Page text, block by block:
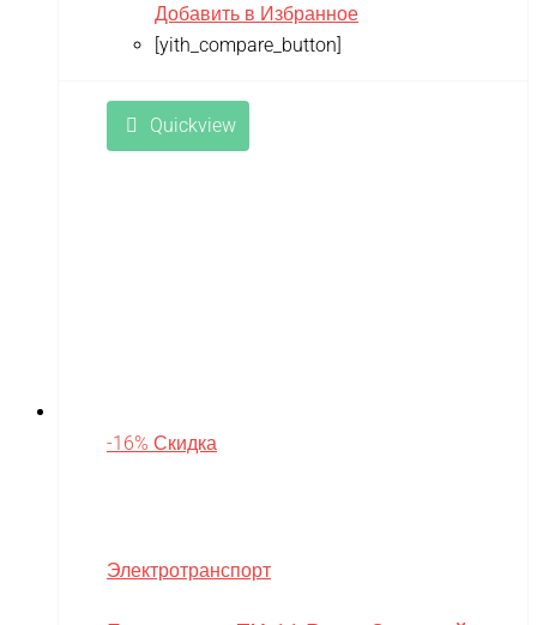
Добавить в Избранное
[yith_compare_button]
Quickview
-16% Скидка
Электротранспорт